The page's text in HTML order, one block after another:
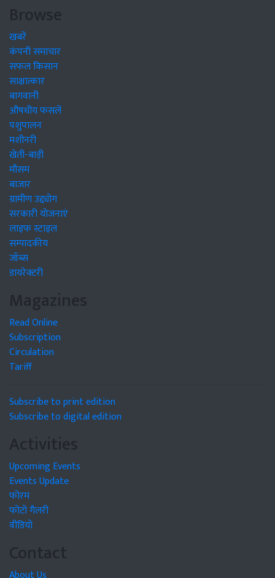
Browse
खबरें
कंपनी समाचार
सफल किसान
साक्षात्कार
बागवानी
औषधीय फसलें
पशुपालन
मशीनरी
खेती-बाड़ी
मौसम
बाजार
ग्रामीण उद्द्योग
सरकारी योजनाएं
लाइफ स्टाइल
सम्पादकीय
जॉब्स
डायरेक्टरी
Magazines
Read Online
Subscription
Circulation
Tariff
Subscribe to print edition
Subscribe to digital edition
Activities
Upcoming Events
Events Update
फोरम
फोटो गैलरी
वीडियो
Contact